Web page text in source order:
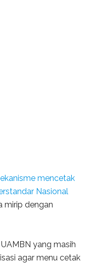
mencetak
Nasional
mirip dengan
yang masih
agar menu cetak